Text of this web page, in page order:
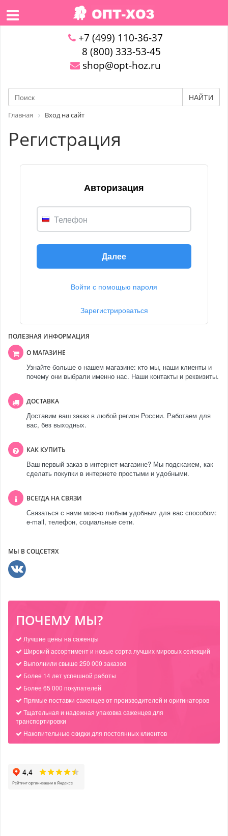
+7 (499) 110-36-37
8 (800) 333-53-45
shop@opt-hoz.ru
НАЙТИ
Главная Вход на сайт
Регистрация
Авторизация
Телефон
Далее
Войти с помощью пароля
Зарегистрироваться
ПОЛЕЗНАЯ ИНФОРМАЦИЯ
О МАГАЗИНЕ
Узнайте больше о нашем магазине: кто мы, наши клиенты и
почему они выбрали именно нас. Наши контакты и реквизиты.
ДОСТАВКА
Доставим ваш заказ в любой регион России. Работаем для
вас, без выходных.
КАК КУПИТЬ
Ваш первый заказ в интернет-магазине? Мы подскажем, как
сделать покупки в интернете простыми и удобными.
ВСЕГДА НА СВЯЗИ
Связаться с нами можно любым удобным для вас способом:
e-mail, телефон, социальные сети.
МЫ В СОЦСЕТЯХ
ПОЧЕМУ МЫ?
Лучшие цены на саженцы
Широкий ассортимент и новые сорта лучших мировых селекций
Выполнили свыше 250 000 заказов
Более 14 лет успешной работы
Более 65 000 покупателей
Прямые поставки саженцев от производителей и оригинаторов
Тщательная и надежная упаковка саженцев для
транспортировки
Накопительные скидки для постоянных клиентов